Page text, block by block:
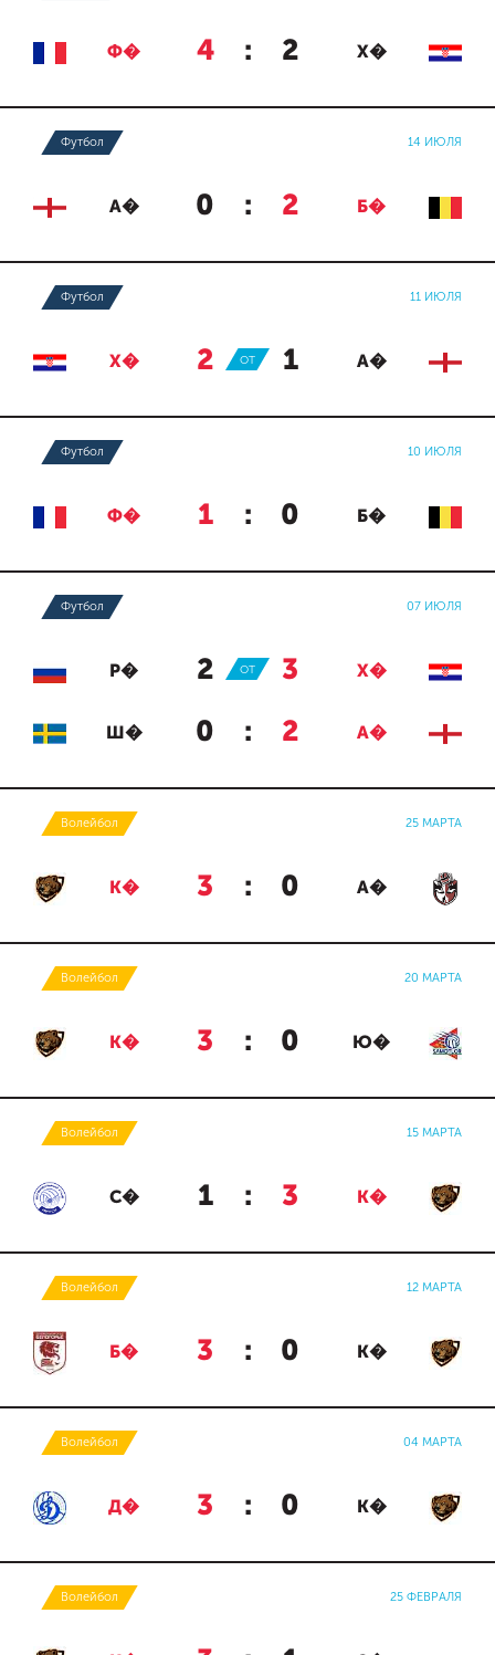
Ф� 4 : 2 Х�
Футбол 14 ИЮЛЯ
А� 0 : 2 Б�
Футбол 11 ИЮЛЯ
Х� 2 : 1 А�
ОТ
Футбол 10 ИЮЛЯ
Ф� 1 : 0 Б�
Футбол 07 ИЮЛЯ
Р� 2 : 3 Х�
ОТ
Ш� 0 : 2 А�
Волейбол 25 МАРТА
К� 3 : 0 А�
Волейбол 20 МАРТА
К� 3 : 0 Ю�
Волейбол 15 МАРТА
С� 1 : 3 К�
Волейбол 12 МАРТА
Б� 3 : 0 К�
Волейбол 04 МАРТА
Д� 3 : 0 К�
Волейбол 25 ФЕВРАЛЯ